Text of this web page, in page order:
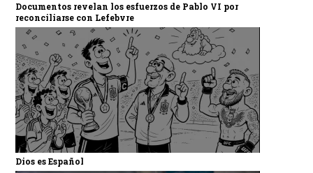
Documentos revelan los esfuerzos de Pablo VI por
reconciliarse con Lefebvre
Dios es Español